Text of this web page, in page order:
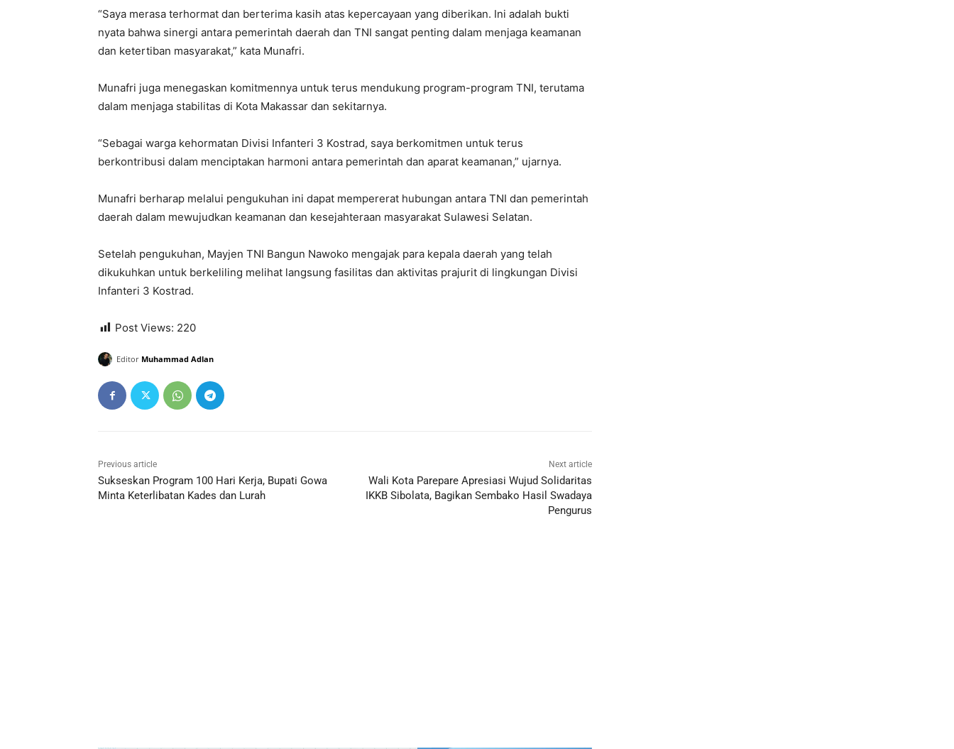
“Saya merasa terhormat dan berterima kasih atas kepercayaan yang diberikan. Ini adalah bukti
nyata bahwa sinergi antara pemerintah daerah dan TNI sangat penting dalam menjaga keamanan
dan ketertiban masyarakat,” kata Munafri.
Munafri juga menegaskan komitmennya untuk terus mendukung program-program TNI, terutama
dalam menjaga stabilitas di Kota Makassar dan sekitarnya.
“Sebagai warga kehormatan Divisi Infanteri 3 Kostrad, saya berkomitmen untuk terus
berkontribusi dalam menciptakan harmoni antara pemerintah dan aparat keamanan,” ujarnya.
Munafri berharap melalui pengukuhan ini dapat mempererat hubungan antara TNI dan pemerintah
daerah dalam mewujudkan keamanan dan kesejahteraan masyarakat Sulawesi Selatan.
Setelah pengukuhan, Mayjen TNI Bangun Nawoko mengajak para kepala daerah yang telah
dikukuhkan untuk berkeliling melihat langsung fasilitas dan aktivitas prajurit di lingkungan Divisi
Infanteri 3 Kostrad.
Post Views: 220
Editor Muhammad Adlan
Previous article
Sukseskan Program 100 Hari Kerja, Bupati Gowa
Minta Keterlibatan Kades dan Lurah
Next article
Wali Kota Parepare Apresiasi Wujud Solidaritas
IKKB Sibolata, Bagikan Sembako Hasil Swadaya
Pengurus